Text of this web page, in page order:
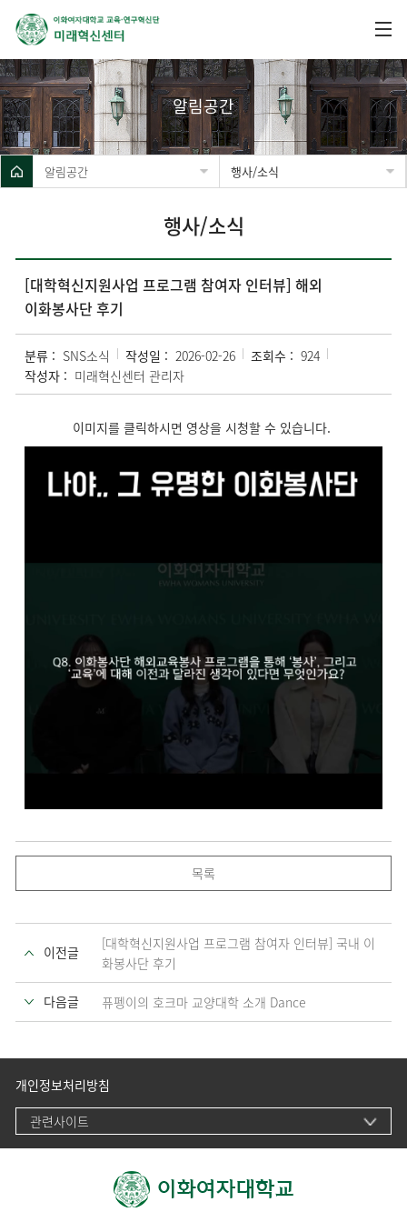
알림공간
알림공간 행사/소식
행사/소식
[대학혁신지원사업 프로그램 참여자 인터뷰] 해외
이화봉사단 후기
분류 : SNS소식 작성일 : 2026-02-26 조회수 : 924
작성자 : 미래혁신센터 관리자
이미지를 클릭하시면 영상을 시청할 수 있습니다.
목록
이전글
[대학혁신지원사업 프로그램 참여자 인터뷰] 국내 이
화봉사단 후기
다음글 퓨펭이의 호크마 교양대학 소개 Dance
개인정보처리방침
관련사이트